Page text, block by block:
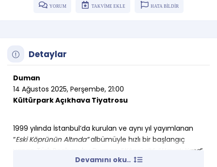
YORUM TAKVİME EKLE HATA BİLDİR
Detaylar
Duman
14 Ağustos 2025, Perşembe, 21:00
Kültürpark Açıkhava Tiyatrosu
1999 yılında İstanbul’da kurulan ve aynı yıl yayımlanan
“Eski Köprünün Altında”albümüyle hızlı bir başlangıç
Hayatı Yaşa“,
Yalnızlık Paylaşılmaz” gibi şarkılarıyla müzik listelerinde
Devamını oku..